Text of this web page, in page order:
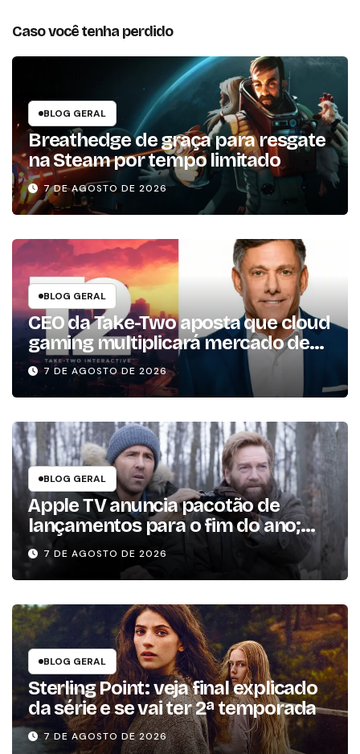
Caso você tenha perdido
BLOG GERAL
Breathedge de graça para resgate
na Steam por tempo limitado
7 DE AGOSTO DE 2026
BLOG GERAL
CEO da Take-Two aposta que cloud
gaming multiplicará mercado de
jogos por 10 em três anos
7 DE AGOSTO DE 2026
BLOG GERAL
Apple TV anuncia pacotão de
lançamentos para o fim do ano;
conheça as produções
7 DE AGOSTO DE 2026
BLOG GERAL
Sterling Point: veja final explicado
da série e se vai ter 2ª temporada
7 DE AGOSTO DE 2026